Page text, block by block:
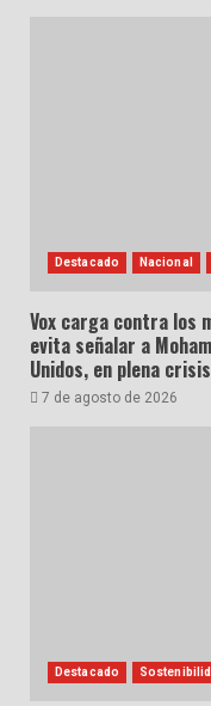
Destacado Nacional
Vox carga contra los
evita señalar a
Unidos, en plena
7 de agosto de 2026
Destacado